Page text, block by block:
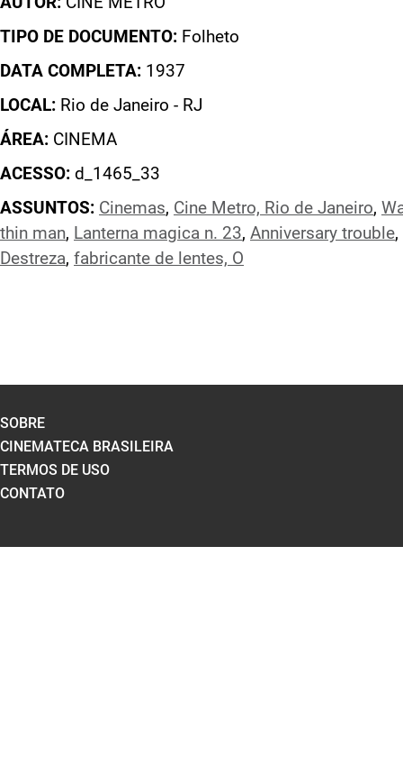
TIPO DE DOCUMENTO: Folheto
DATA COMPLETA: 1937
LOCAL: Rio de Janeiro - RJ
ÁREA: CINEMA
ACESSO: d_1465_33
ASSUNTOS: Cinemas, Cine Metro, Rio de Janeiro,
thin man, Lanterna magica n. 23, Anniversary trouble,
Destreza, fabricante de lentes, O
SOBRE
CINEMATECA BRASILEIRA
TERMOS DE USO
CONTATO